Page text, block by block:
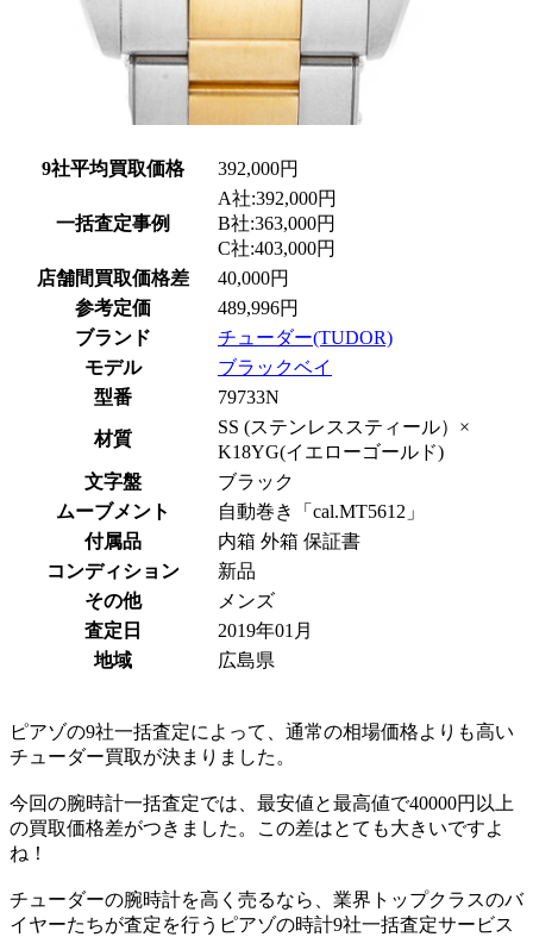
9社平均買取価格 392,000円
一括査定事例
A社:392,000円
B社:363,000円
C社:403,000円
店舗間買取価格差
40,000円
参考定価
489,996円
ブランド
チューダー(TUDOR)
モデル
ブラックベイ
型番
79733N
材質
SS (ステンレススティール）×
K18YG(イエローゴールド)
文字盤
ブラック
ムーブメント
自動巻き「cal.MT5612」
付属品
内箱 外箱 保証書
コンディション
新品
その他
メンズ
査定日
2019年01月
地域
広島県
ピアゾの9社一括査定によって、通常の相場価格よりも高い
チューダー買取が決まりました。
今回の腕時計一括査定では、最安値と最高値で40000円以上
の買取価格差がつきました。この差はとても大きいですよ
ね！
チューダーの腕時計を高く売るなら、業界トップクラスのバ
イヤーたちが査定を行うピアゾの時計9社一括査定サービス